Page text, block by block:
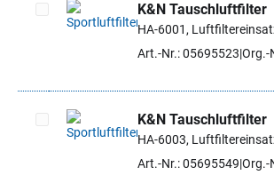
Artikel auswählen
K&N Tauschluftfilter
HA-6001,
Art.-Nr.: 05695523 Org.-
Artikel auswählen
K&N Tauschluftfilter
HA-6003,
Art.-Nr.: 05695549 Org.-